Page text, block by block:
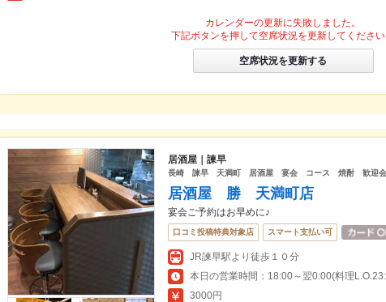
カレンダーの更新に失敗しました。
下記ボタンを押して空席状況を更新してください
空席状況を更新する
居酒屋｜諫早
長崎 諫早 天満町 居酒屋 宴会 コース 焼酎 歓迎
居酒屋 勝 天満町店
宴会ご予約はお早めに♪
口コミ投稿特典対象店 スマート支払い可
JR諫早駅より徒歩１０分
本日の営業時間：18:00～翌0:00(料理
3000円